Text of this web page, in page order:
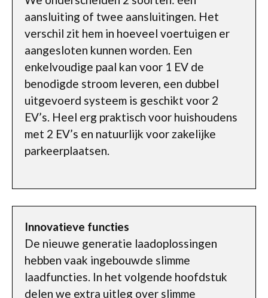
aansluiting of twee aansluitingen. Het
verschil zit hem in hoeveel voertuigen er
aangesloten kunnen worden. Een
enkelvoudige paal kan voor 1 EV de
benodigde stroom leveren, een dubbel
uitgevoerd systeem is geschikt voor 2
EV’s. Heel erg praktisch voor huishoudens
met 2 EV’s en natuurlijk voor zakelijke
parkeerplaatsen.
Innovatieve functies
De nieuwe generatie laadoplossingen
hebben vaak ingebouwde slimme
laadfuncties. In het volgende hoofdstuk
delen we extra uitleg over slimme